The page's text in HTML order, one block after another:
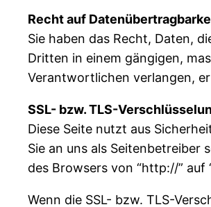
Recht auf
Sie haben das Recht, Daten,
Dritten in einem gängigen,
Verantwortlichen verlangen,
SSL- bzw. TLS-
Diese Seite nutzt aus
Sie an uns als Seitenbetreiber
des Browsers von “http://”
Wenn die SSL- bzw. TLS-